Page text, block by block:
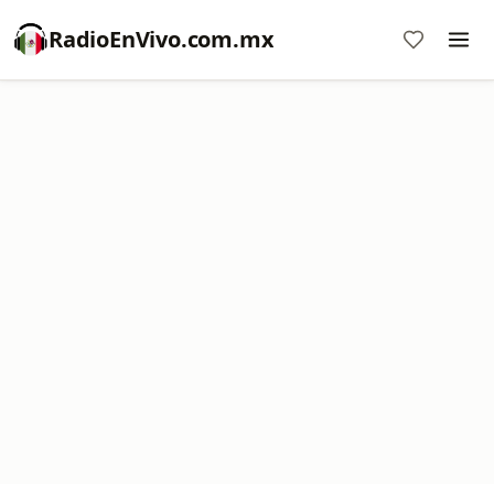
RadioEnVivo.com.mx